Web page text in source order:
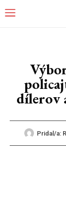
dílerov
Pridal/a: